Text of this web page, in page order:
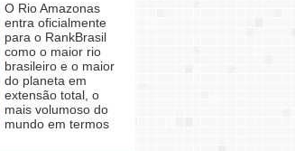
O Rio Amazonas
entra oficialmente
para o RankBrasil
como o maior rio
brasileiro e o maior
do planeta em
extensão total, o
mais volumoso do
mundo em termos